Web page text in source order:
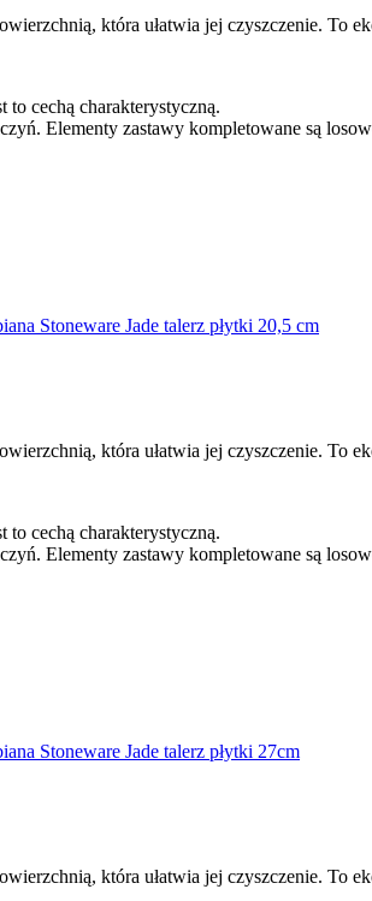
która ułatwia jej czyszczenie. To
cechą charakterystyczną.
Elementy zastawy kompletowane są
która ułatwia jej czyszczenie. To
cechą charakterystyczną.
Elementy zastawy kompletowane są
która ułatwia jej czyszczenie. To